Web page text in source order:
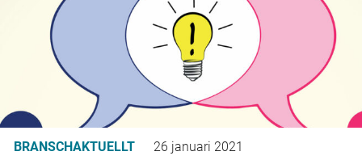
BRANSCHAKTUELLT 26 januari 2021